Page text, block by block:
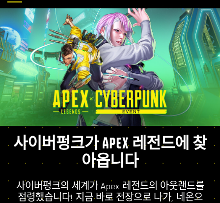
사이버펑크가 APEX 레전드에 찾
아옵니다
사이버펑크의 세계가 Apex 레전드의 아웃랜드를
점령했습니다! 지금 바로 전장으로 나가, 네온으